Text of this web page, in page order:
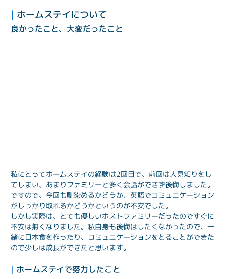
| ホームステイについて
良かったこと、大変だったこと
私にとってホームステイの経験は2回目で、前回は人見知りをし
てしまい、あまりファミリーと多く会話ができず後悔しました。
ですので、今回も馴染めるかどうか、英語でコミュニケーション
がしっかり取れるかどうかというのが不安でした。
しかし実際は、とても優しいホストファミリーだったのですぐに
不安は無くなりました。私自身も後悔はしたくなかったので、一
緒に日本食を作ったり、コミュニケーションをとることができた
ので少しは成長ができたと思います。
| ホームステイで努力したこと